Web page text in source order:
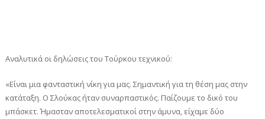
Αναλυτικά οι δηλώσεις του Τούρκου τεχνικού:
«Είναι μια φανταστική νίκη για μας. Σημαντική για τη θέση μας στην
κατάταξη. Ο Σλούκας ήταν συναρπαστικός. Παίζουμε το δικό του
μπάσκετ. Ήμασταν αποτελεσματικοί στην άμυνα, είχαμε δύο